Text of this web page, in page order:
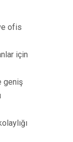
ofis
için
geniş